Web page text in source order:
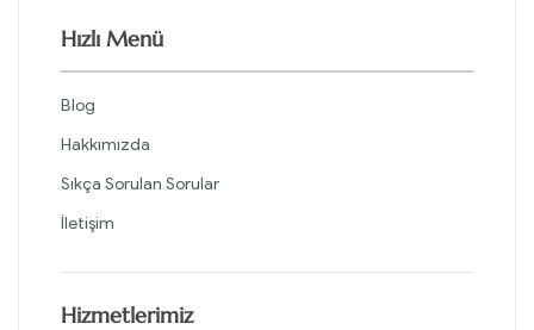
Hızlı Menü
Blog
Hakkımızda
Sıkça Sorulan Sorular
İletişim
Hizmetlerimiz